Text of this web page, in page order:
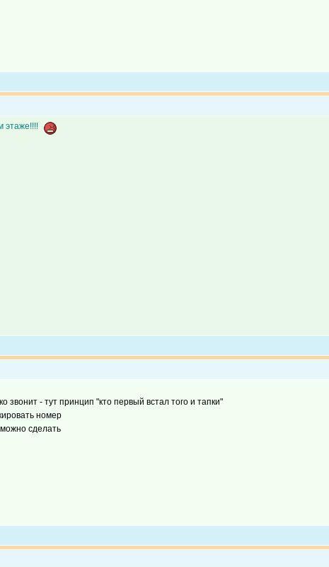
этаже!!!!
звонит - тут принцип "кто первый встал того и тапки"
номер
сделать